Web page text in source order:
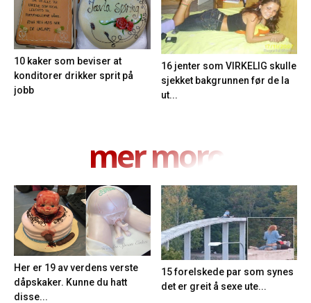
10 kaker som beviser at
konditorer drikker sprit på
jobb
16 jenter som VIRKELIG skulle
sjekket bakgrunnen før de la
ut...
mer moro
Her er 19 av verdens verste
dåpskaker. Kunne du hatt
disse...
15 forelskede par som synes
det er greit å sexe ute...